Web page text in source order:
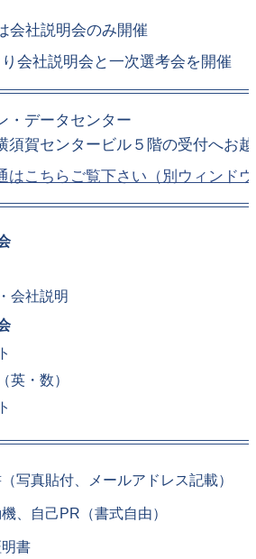
会社説明会のみ開催
会社説明会と一次選考会を開催
・データセンター
須賀センタービル５階の受付へお
はこちらご覧下さい（別ウィンド
会社説明
英・数）
写真貼付、メールアドレス記載）
、自己PR（書式自由）
書